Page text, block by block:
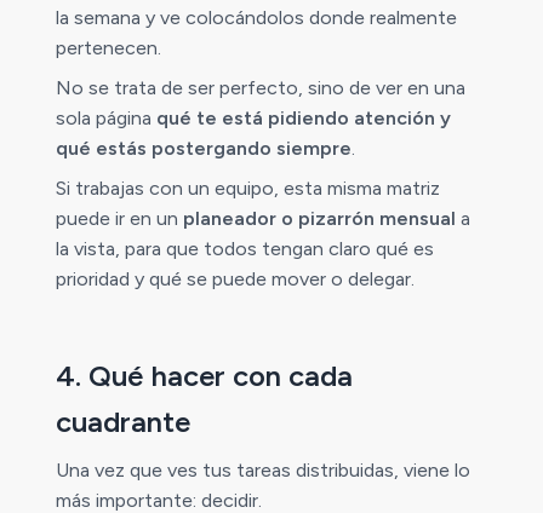
la semana y ve colocándolos donde realmente
pertenecen.
No se trata de ser perfecto, sino de ver en una
sola página qué te está pidiendo atención y
qué estás postergando siempre
Si trabajas con un equipo, esta misma matriz
puede ir en un planeador o pizarrón mensual a
la vista, para que todos tengan claro qué es
prioridad y qué se puede mover o delegar.
4. Qué hacer con cada
cuadrante
Una vez que ves tus tareas distribuidas, viene lo
más importante: decidir.